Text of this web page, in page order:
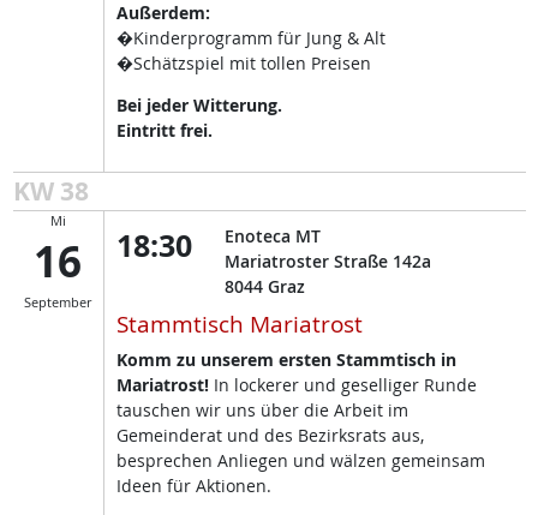
Außerdem:
�Kinderprogramm für Jung & Alt
�Schätzspiel mit tollen Preisen
Bei jeder Witterung.
Eintritt frei.
KW 38
Mi
16
September
18:30
Enoteca MT
Mariatroster Straße 142a
8044 Graz
Stammtisch Mariatrost
Komm zu unserem ersten Stammtisch in
Mariatrost!In lockerer und geselliger Runde
tauschen wir uns über die Arbeit im
Gemeinderat und des Bezirksrats aus,
besprechen Anliegen und wälzen gemeinsam
Ideen für Aktionen.